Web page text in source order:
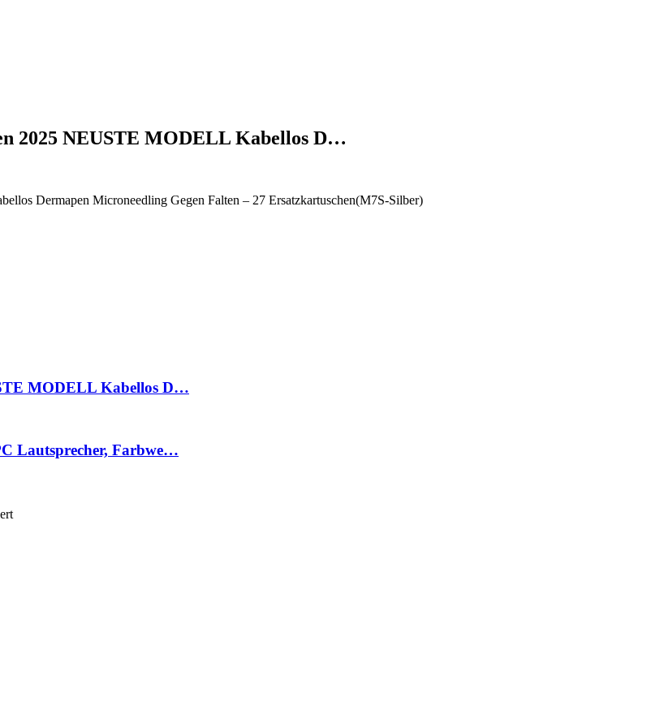
2025 NEUSTE MODELL Kabellos D…
Dermapen Microneedling Gegen Falten – 27 Ersatzkartuschen(M7S-Silber)
MODELL Kabellos D…
Lautsprecher, Farbwe…